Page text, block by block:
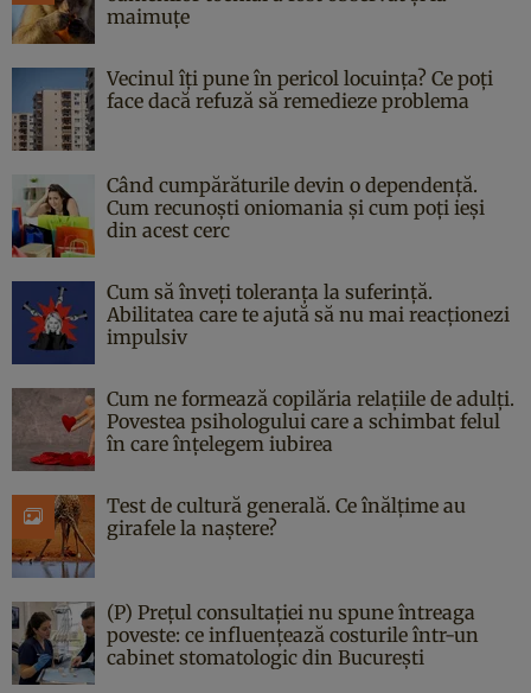
maimuțe
Vecinul îți pune în pericol locuința? Ce poți
face dacă refuză să remedieze problema
Când cumpărăturile devin o dependență.
Cum recunoști oniomania și cum poți ieși
din acest cerc
Cum să înveți toleranța la suferință.
Abilitatea care te ajută să nu mai reacționezi
impulsiv
Cum ne formează copilăria relațiile de adulți.
Povestea psihologului care a schimbat felul
în care înțelegem iubirea
Test de cultură generală. Ce înălțime au
girafele la naștere?
(P) Prețul consultației nu spune întreaga
poveste: ce influențează costurile într-un
cabinet stomatologic din București